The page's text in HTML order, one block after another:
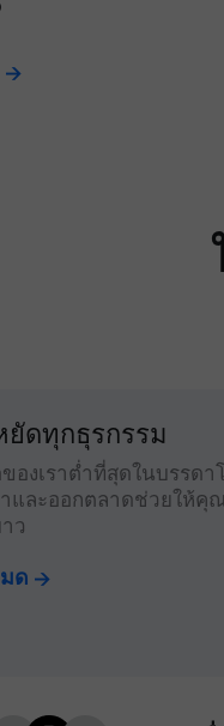
ในตล
ยัดทุกธุรกรรม
ของเราต่ำที่สุดในบรรด
าและออกตลาดช่วยให้คุ
ว
ด